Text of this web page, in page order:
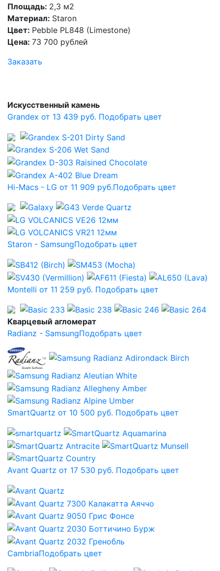
Площадь: 2,3 м2
Материал: Staron
Цвет: Pebble PL848 (Limestone)
Цена: 73 700 рублей
Заказать
Искусственный камень
Grandex от 13 439 руб. Подобрать цвет
Hi-Macs - LG от 11 909 руб.Подобрать цвет
Staron - SamsungПодобрать цвет
Montelli от 11 259 руб. Подобрать цвет
Кварцевый агломерат
Radianz - SamsungПодобрать цвет
SmartQuartz от 10 500 руб. Подобрать цвет
Avant Quartz от 17 530 руб. Подобрать цвет
CambriaПодобрать цвет